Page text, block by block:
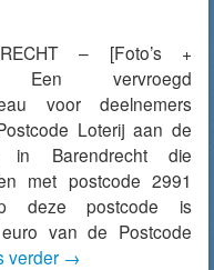
– [Foto’s +
Een vervroegd
voor deelnemers
Loterij aan de
in Barendrecht die
met postcode 2991
deze postcode is
van de Postcode
verder →